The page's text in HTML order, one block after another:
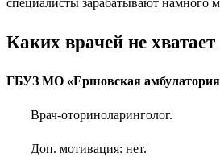
специалисты зарабатывают намного
Каких врачей не
ГБУЗ МО «Ершовская
Врач-оториноларинголог.
Доп. мотивация: нет.